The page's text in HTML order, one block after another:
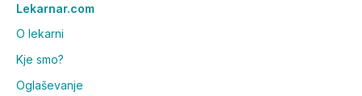
Lekarnar.com
O lekarni
Kje smo?
Oglaševanje